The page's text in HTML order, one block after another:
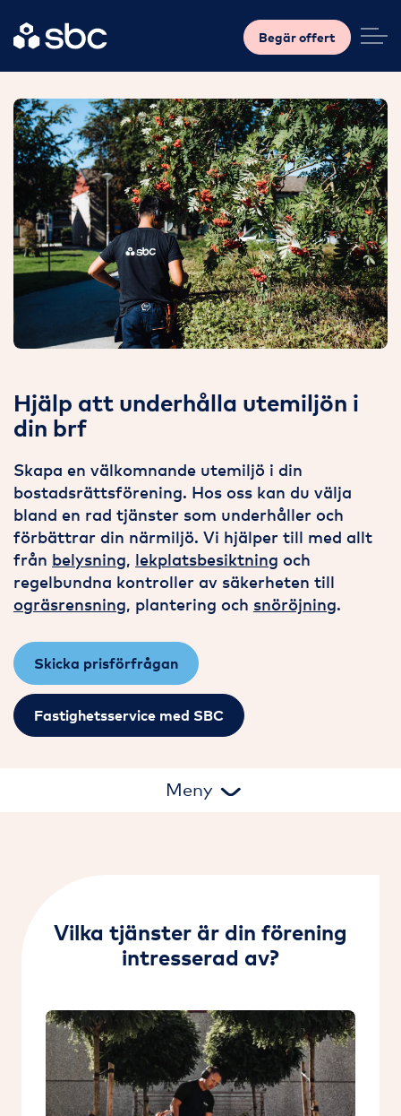
Begär offert
Hjälp att underhålla utemiljön i
din brf
Skapa en välkomnande utemiljö i din
bostadsrättsförening. Hos oss kan du välja
bland en rad tjänster som underhåller och
förbättrar din närmiljö. Vi hjälper till med allt
från belysning, lekplatsbesiktning och
regelbundna kontroller av säkerheten till
ogräsrensning, plantering och snöröjning.
Skicka prisförfrågan
Fastighetsservice med SBC
Meny
Vilka tjänster är din förening
intresserad av?